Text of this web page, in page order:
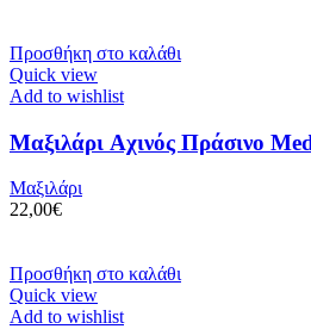
Προσθήκη στο καλάθι
Quick view
Add to wishlist
Μαξιλάρι Aχινός Πράσινο
Μαξιλάρι
22,00€
Προσθήκη στο καλάθι
Quick view
Add to wishlist